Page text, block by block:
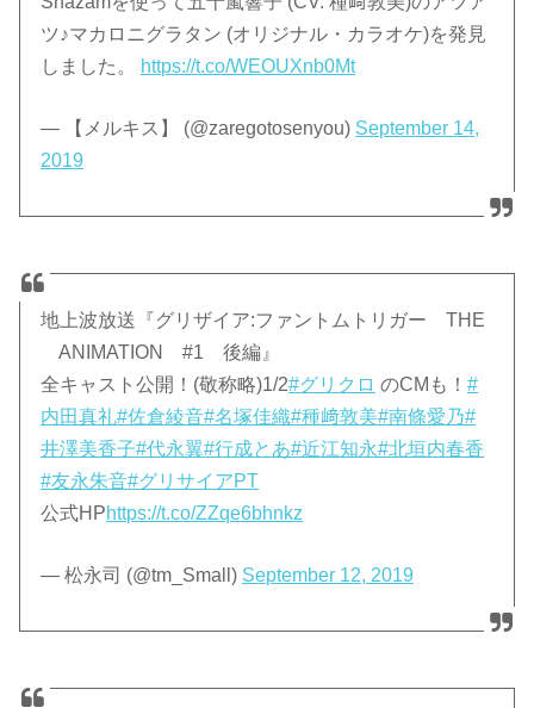
ツ♪マカロニグラタン (オリジナル・カラオケ)を発見
しました。
https://t.co/WEOUXnb0Mt
— 【メルキス】 (@zaregotosenyou) September 14,
2019
地上波放送『グリザイア:ファントムトリガー THE
ANIMATION #1 後編』
全キャスト公開！(敬称略)1/2#グリクロ のCMも！#
内田真礼#佐倉綾音#名塚佳織#種﨑敦美#南條愛乃#
井澤美香子#代永翼#行成とあ#近江知永#北垣内春香
#友永朱音#グリサイアPT
公式HPhttps://t.co/ZZqe6bhnkz
— 松永司 (@tm_Small) September 12, 2019